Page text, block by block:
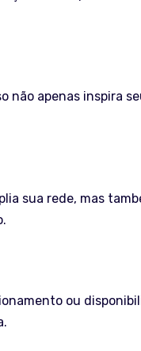
não apenas inspira
sua rede, mas
ou